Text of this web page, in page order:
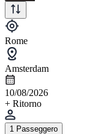
Rome
Amsterdam
10/08/2026
+ Ritorno
1 Passeggero